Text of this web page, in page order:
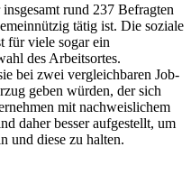
rund 237 Befragten
tätig ist. Die soziale
für viele sogar ein
des Arbeitsortes.
bei zwei vergleichbaren Job-
geben würden, der sich
mit nachweislichem
daher besser aufgestellt, um
und diese zu halten.